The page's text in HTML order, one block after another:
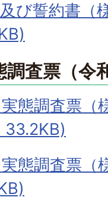
び誓約書（
査票（令
態調査票（
33.2KB)
態調査票（